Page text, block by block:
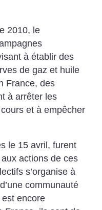
2010, le
à établir des
de gaz et huile
France, des
à arrêter les
et à empêcher
le 15 avril, furent
actions de ces
s’organise à
communauté
encore